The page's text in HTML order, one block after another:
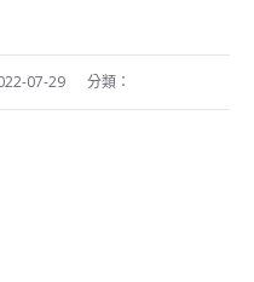
07-29 分類：